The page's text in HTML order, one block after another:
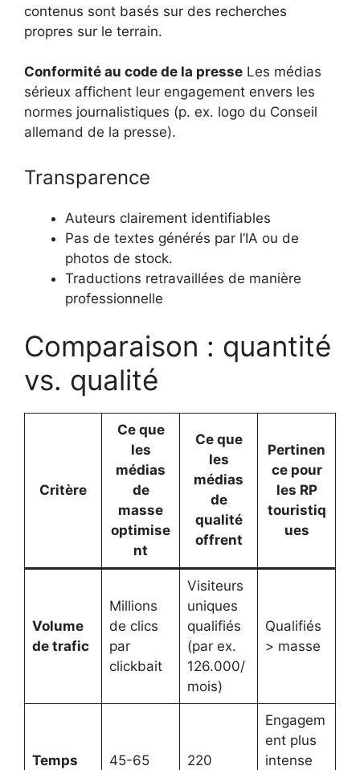
contenus sont basés sur des recherches
propres sur le terrain.
Conformité au code de la presse Les médias
sérieux affichent leur engagement envers les
normes journalistiques (p. ex. logo du Conseil
allemand de la presse).
Transparence
Auteurs clairement identifiables
Pas de textes générés par l’IA ou de
photos de stock.
Traductions retravaillées de manière
professionnelle
Comparaison : quantité
vs. qualité
Critère
Ce que
les
médias
de
masse
optimise
nt
Ce que
les
médias
de
qualité
offrent
Pertinen
ce pour
les RP
touristiq
ues
Volume
de trafic
Millions
de clics
par
clickbait
Visiteurs
uniques
qualifiés
(par ex.
126.000/
mois)
Qualifiés
> masse
Temps
45-65
220
Engagem
ent plus
intense